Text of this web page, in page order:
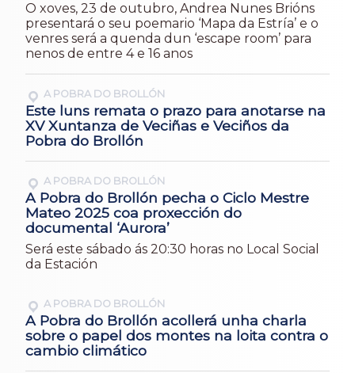
O xoves, 23 de outubro, Andrea Nunes Brións
presentará o seu poemario ‘Mapa da Estría’ e o
venres será a quenda dun ‘escape room’ para
nenos de entre 4 e 16 anos
A POBRA DO BROLLÓN
Este luns remata o prazo para anotarse na
XV Xuntanza de Veciñas e Veciños da
Pobra do Brollón
A POBRA DO BROLLÓN
A Pobra do Brollón pecha o Ciclo Mestre
Mateo 2025 coa proxección do
documental ‘Aurora’
Será este sábado ás 20:30 horas no Local Social
da Estación
A POBRA DO BROLLÓN
A Pobra do Brollón acollerá unha charla
sobre o papel dos montes na loita contra o
cambio climático